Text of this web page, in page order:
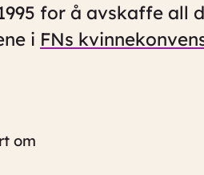
for å avskaffe all
i FNs
om